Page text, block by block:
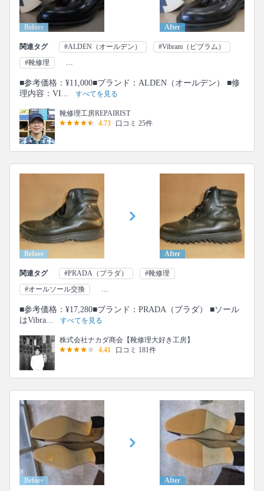
Before After
関連タグ #ALDEN（オールデン）
#Vibram（ビブラム）
#靴修理
...
■参考価格：¥11,000■ブランド：ALDEN（オールデン） ■修
理内容：VI...
すべてを見る
靴修理工房REPAIRIST
4.73
口コミ 25件
Before After
関連タグ #PRADA（プラダ）
#靴修理
#オールソール交換
...
■参考価格：¥17,280■ブランド：PRADA（プラダ） ■ソール
はVibra...
すべてを見る
株式会社ナカダ商会【靴修理大好き工房】
4.41
口コミ 181件
Before After